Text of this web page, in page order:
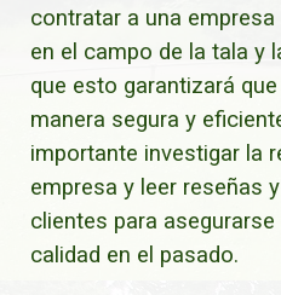
contratar a una
en el campo de la tala y
que esto garantizará
manera segura y
importante investigar la
empresa y leer reseñas
clientes para
calidad en el pasado.